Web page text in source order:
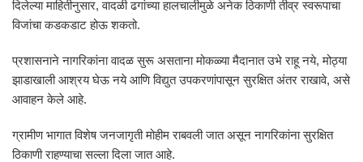
दिलेल्या माहितीनुसार, वादळी ढगांच्या हालचालीमुळे अनेक ठिकाणी तीव्र स्वरूपाचा
विजांचा कडकडाट होऊ शकतो.
प्रशासनाने नागरिकांना वादळ सुरू असताना मोकळ्या मैदानात उभे राहू नये, मोठ्या
झाडाखाली आश्रय घेऊ नये आणि विद्युत उपकरणांपासून सुरक्षित अंतर राखावे, असे
आवाहन केले आहे.
ग्रामीण भागात विशेष जनजागृती मोहीम राबवली जात असून नागरिकांना सुरक्षित
ठिकाणी राहण्याचा सल्ला दिला जात आहे.